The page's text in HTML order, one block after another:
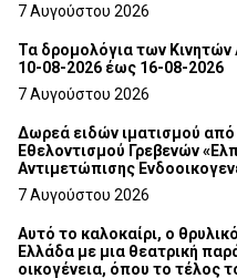
7 Αυγούστου 2026
Τα δρομολόγια των Κινητών
10-08-2026 έως 16-08-2026
7 Αυγούστου 2026
Δωρεά ειδών ιματισμού από
Εθελοντισμού Γρεβενών
Αντιμετώπισης
Τμήματος Γρεβενών
7 Αυγούστου 2026
Αυτό το καλοκαίρι, ο
Ελλάδα με μια θεατρική
οικογένεια, όπου το